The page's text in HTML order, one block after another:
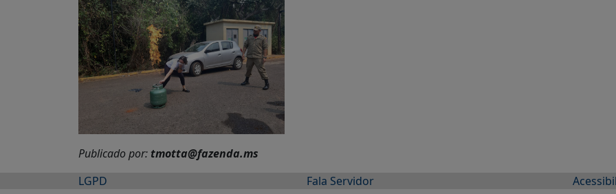
Publicado por: tmotta@fazenda.ms
LGPD
Fala Servidor